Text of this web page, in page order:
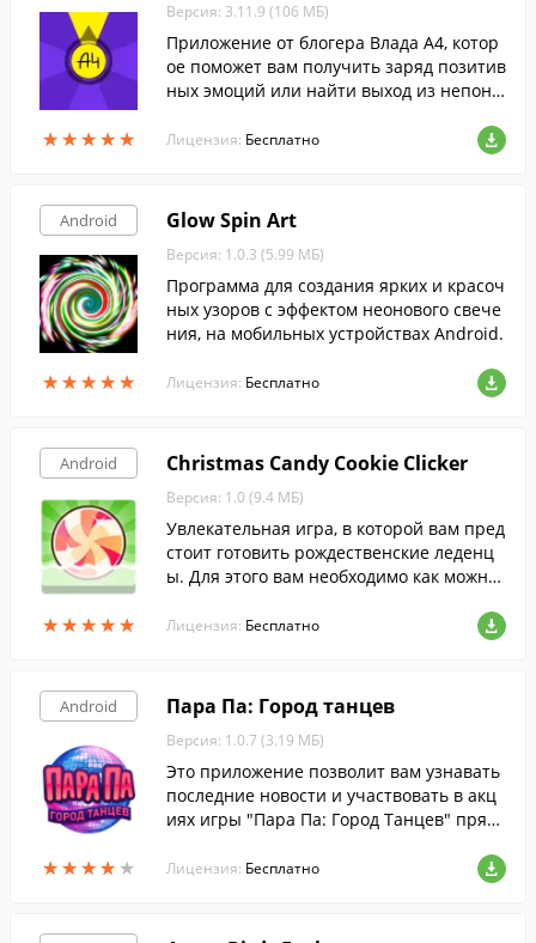
★★★★★
★★★★★
Версия: 3.11.9 (106 МБ)
Приложение от блогера Влада А4, котор
ое поможет вам получить заряд позитив
ных эмоций или найти выход из непоня
Лицензия: Бесплатно
Android
★★★★★
★★★★★
Glow Spin Art
Версия: 1.0.3 (5.99 МБ)
Программа для создания ярких и красоч
ных узоров с эффектом неонового свече
ния, на мобильных устройствах Android.
Лицензия: Бесплатно
Android
★★★★★
★★★★★
Christmas Candy Cookie Clicker
Версия: 1.0 (9.4 МБ)
Увлекательная игра, в которой вам пред
стоит готовить рождественские леденц
ы. Для этого вам необходимо как можно
еденца.
Лицензия: Бесплатно
Android
★★★★ ★
★★★★ ★
Пара Па: Город танцев
Версия: 1.0.7 (3.19 МБ)
Это приложение позволит вам узнавать
последние новости и участвовать в акц
иях игры "Пара Па: Город Танцев" прям
Лицензия: Бесплатно